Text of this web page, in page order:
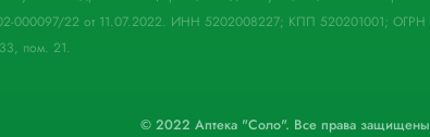
22 от 11.07.2022. ИНН 5202008227; КПП 520201001; ОГРН
пом. 21.
© 2022 Аптека "Соло". Все права